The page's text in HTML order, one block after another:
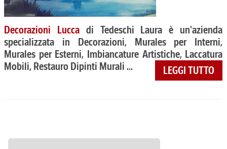
Decorazioni Luccadi Tedeschi Laura è un'azienda
specializzata in Decorazioni, Murales per Interni,
Murales per Esterni, Imbiancature Artistiche, Laccatura
Mobili, Restauro Dipinti Murali ...
LEGGI TUTTO